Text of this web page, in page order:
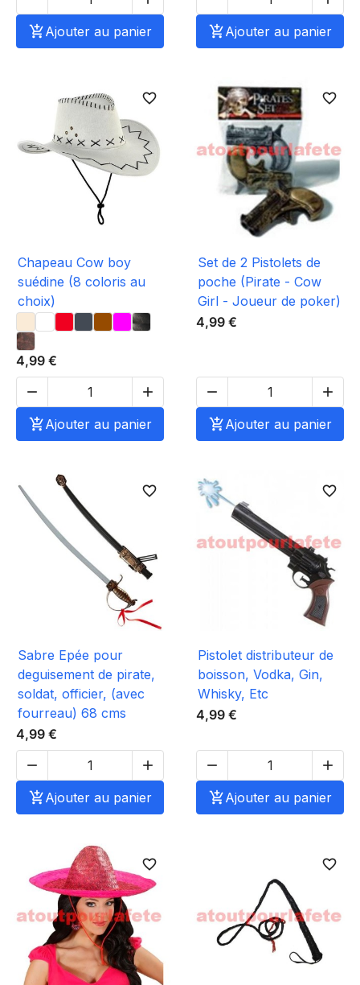
Ajouter au panier
Ajouter au panier
favorite_border
Chapeau Cow boy
suédine (8 coloris au
choix)
4,99 €


Ajouter au panier
favorite_border
Set de 2 Pistolets de
poche (Pirate - Cow
Girl - Joueur de poker)
4,99 €


Ajouter au panier
favorite_border
Sabre Epée pour
deguisement de pirate,
soldat, officier, (avec
fourreau) 68 cms
4,99 €


Ajouter au panier
favorite_border
Pistolet distributeur de
boisson, Vodka, Gin,
Whisky, Etc
4,99 €


Ajouter au panier
favorite_border favorite_border